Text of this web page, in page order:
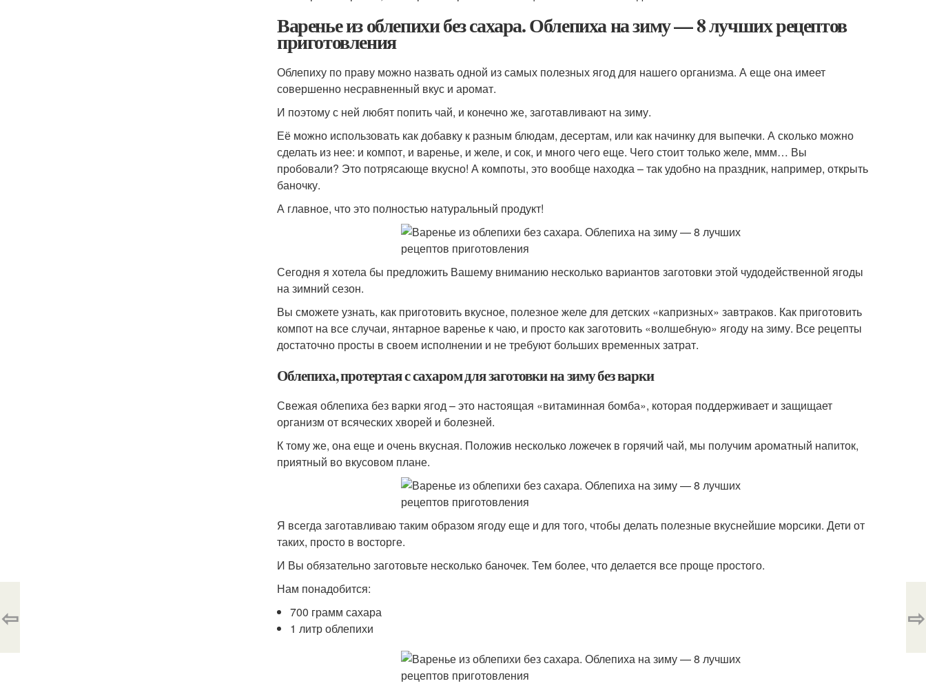
Варенье из облепихи без сахара. Облепиха на зиму — 8 лучших рецептов
приготовления
Облепиху по праву можно назвать одной из самых полезных ягод для нашего организма. А еще она имеет
совершенно несравненный вкус и аромат.
И поэтому с ней любят попить чай, и конечно же, заготавливают на зиму.
Её можно использовать как добавку к разным блюдам, десертам, или как начинку для выпечки. А сколько можно
сделать из нее: и компот, и варенье, и желе, и сок, и много чего еще. Чего стоит только желе, ммм… Вы
пробовали? Это потрясающе вкусно! А компоты, это вообще находка – так удобно на праздник, например, открыть
баночку.
А главное, что это полностью натуральный продукт!
Сегодня я хотела бы предложить Вашему вниманию несколько вариантов заготовки этой чудодейственной ягоды
на зимний сезон.
Вы сможете узнать, как приготовить вкусное, полезное желе для детских «капризных» завтраков. Как приготовить
компот на все случаи, янтарное варенье к чаю, и просто как заготовить «волшебную» ягоду на зиму. Все рецепты
достаточно просты в своем исполнении и не требуют больших временных затрат.
Облепиха, протертая с сахаром для заготовки на зиму без варки
Свежая облепиха без варки ягод – это настоящая «витаминная бомба», которая поддерживает и защищает
организм от всяческих хворей и болезней.
К тому же, она еще и очень вкусная. Положив несколько ложечек в горячий чай, мы получим ароматный напиток,
приятный во вкусовом плане.
Я всегда заготавливаю таким образом ягоду еще и для того, чтобы делать полезные вкуснейшие морсики. Дети от
таких, просто в восторге.
И Вы обязательно заготовьте несколько баночек. Тем более, что делается все проще простого.
Нам понадобится:
700 грамм сахара
1 литр облепихи
⇦ ⇨